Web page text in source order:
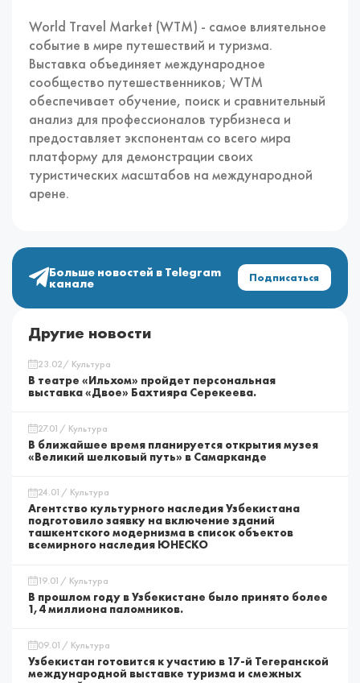
Другие новости
23.02/ Культура
В театре «Ильхом» пройдет персональная
выставка «Двое» Бахтияра Серекеева.
27.01/ Культура
В ближайшее время планируется открытия музея
«Великий шелковый путь» в Самарканде
24.01/ Культура
Агентство культурного наследия Узбекистана
подготовило заявку на включение зданий
ташкентского модернизма в список объектов
всемирного наследия ЮНЕСКО
19.01/ Культура
В прошлом году в Узбекистане было принято более
1,4 миллиона паломников.
09.01/ Культура
Узбекистан готовится к участию в 17-й Тегеранской
международной выставке туризма и смежных
World Travel Market (WTM) - самое влиятельное
событие в мире путешествий и туризма.
Выставка объединяет международное
сообщество путешественников; WTM
обеспечивает обучение, поиск и сравнительный
анализ для профессионалов турбизнеса и
предоставляет экспонентам со всего мира
платформу для демонстрации своих
туристических масштабов на международной
арене.
Больше новостей в Telegram
канале Подписаться